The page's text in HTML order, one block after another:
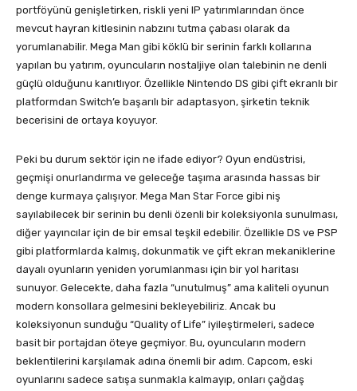
portföyünü genişletirken, riskli yeni IP yatırımlarından önce
mevcut hayran kitlesinin nabzını tutma çabası olarak da
yorumlanabilir. Mega Man gibi köklü bir serinin farklı kollarına
yapılan bu yatırım, oyuncuların nostaljiye olan talebinin ne denli
güçlü olduğunu kanıtlıyor. Özellikle Nintendo DS gibi çift ekranlı bir
platformdan Switch’e başarılı bir adaptasyon, şirketin teknik
becerisini de ortaya koyuyor.
Peki bu durum sektör için ne ifade ediyor? Oyun endüstrisi,
geçmişi onurlandırma ve geleceğe taşıma arasında hassas bir
denge kurmaya çalışıyor. Mega Man Star Force gibi niş
sayılabilecek bir serinin bu denli özenli bir koleksiyonla sunulması,
diğer yayıncılar için de bir emsal teşkil edebilir. Özellikle DS ve PSP
gibi platformlarda kalmış, dokunmatik ve çift ekran mekaniklerine
dayalı oyunların yeniden yorumlanması için bir yol haritası
sunuyor. Gelecekte, daha fazla “unutulmuş” ama kaliteli oyunun
modern konsollara gelmesini bekleyebiliriz. Ancak bu
koleksiyonun sunduğu “Quality of Life” iyileştirmeleri, sadece
basit bir portajdan öteye geçmiyor. Bu, oyuncuların modern
beklentilerini karşılamak adına önemli bir adım. Capcom, eski
oyunlarını sadece satışa sunmakla kalmayıp, onları çağdaş